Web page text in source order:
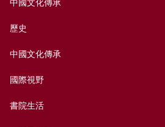
歷史
中國文化傳承
國際視野
書院生活